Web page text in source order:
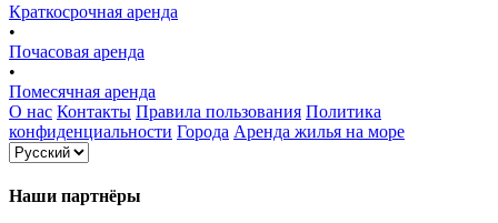
Краткосрочная аренда
•
Почасовая аренда
•
Помесячная аренда
О нас Контакты Правила пользования Политика
конфиденциальности Города Аренда жилья на море
Наши партнёры